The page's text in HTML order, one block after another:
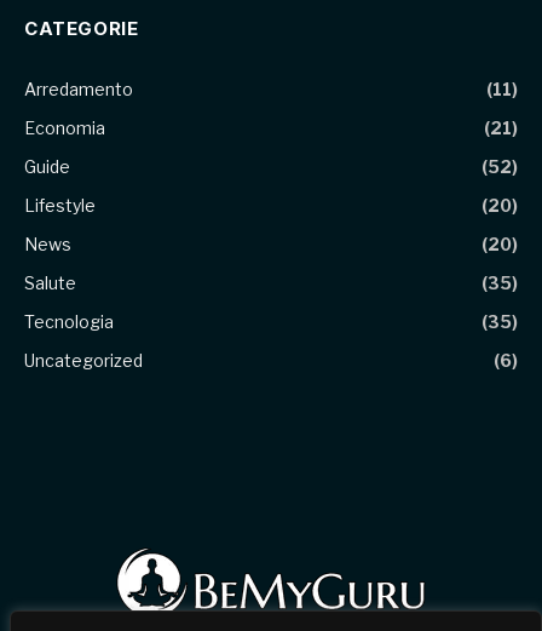
CATEGORIE
Arredamento
(11)
Economia
(21)
Guide
(52)
Lifestyle
(20)
News
(20)
Salute
(35)
Tecnologia
(35)
Uncategorized
(6)